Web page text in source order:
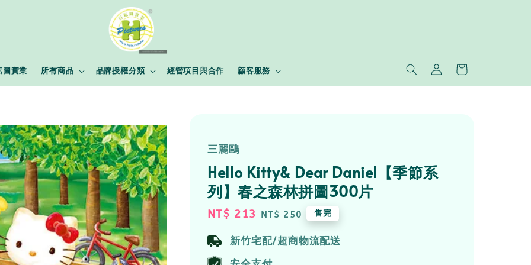
圖實業 所有商品 品牌授權分類 經營項目與合作 顧客服務
三麗鷗
Hello Kitty& Dear Daniel【季節系
列】春之森林拼圖300片
Sale
NT$ 213 Regular
NT$ 250 售完
新竹宅配/超商物流配送